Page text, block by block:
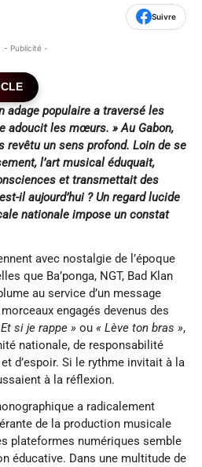
Suivre
- Publicité -
adage populaire a traversé les
adoucit les mœurs. » Au Gabon,
revêtu un sens profond. Loin de se
l’art musical éduquait,
et transmettait des
il aujourd’hui ? Un regard lucide
nationale impose un constat
avec nostalgie de l’époque
que Ba’ponga, NGT, Bad Klan
au service d’un message
engagés devenus des
si je rappe » ou « Lève ton bras »,
nationale, de responsabilité
d’espoir. Si le rythme invitait à la
à la réflexion.
a radicalement
de la production musicale
plateformes numériques semble
éducative. Dans une multitude de